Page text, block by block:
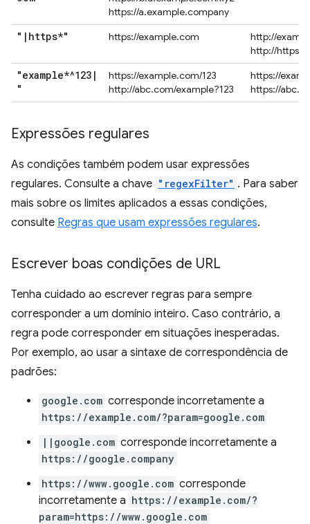
https://a.example.company
" | https*" https://example.com
http://
http://
"example*^123 |
"
https://example.com/123
http://abc.com/example?123
https://
https://
Expressões regulares
As condições também podem usar expressões
regulares. Consulte a chave "regexFilter" . Para saber
mais sobre os limites aplicados a essas condições,
consulte Regras que usam expressões regulares.
Escrever boas condições de URL
Tenha cuidado ao escrever regras para sempre
corresponder a um domínio inteiro. Caso contrário, a
regra pode corresponder em situações inesperadas.
Por exemplo, ao usar a sintaxe de correspondência de
padrões:
google.com corresponde incorretamente a
https://example.com/?param=google.com
||google.com corresponde incorretamente a
https://google.company
https://www.google.com corresponde
incorretamente a https://example.com/?
param=https://www.google.com